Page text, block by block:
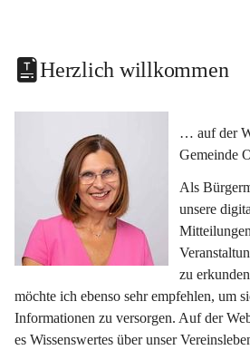
Herzlich willkommen
… auf der
Gemeinde
Als
unsere
zu
möchte ich ebenso sehr empfehlen, um
Informationen zu versorgen. Auf der
es Wissenswertes über unser